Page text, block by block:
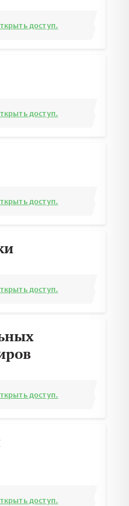
доступ.
доступ.
доступ.
доступ.
доступ.
доступ.